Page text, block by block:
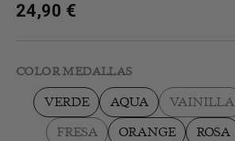
24,90 €
COLOR MEDALLAS
VERDE AQUA VAINILLA
FRESA ORANGE ROSA
Ajustable
Padre
Nuestro
Resina
cantidad